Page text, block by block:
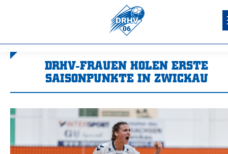
DRHV-FRAUEN HOLEN ERSTE
SAISONPUNKTE IN ZWICKAU